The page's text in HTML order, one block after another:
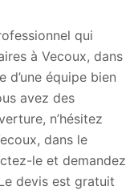
qui
à Vecoux, dans
équipe bien
avez des
n’hésitez
dans le
le et demandez
devis est gratuit